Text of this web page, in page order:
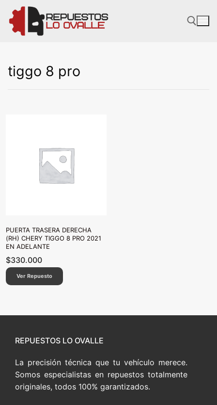
contenido
tiggo 8 pro
PUERTA TRASERA DERECHA
(RH) CHERY TIGGO 8 PRO 2021
EN ADELANTE
$330.000
Ver Repuesto
REPUESTOS LO OVALLE
La precisión técnica que tu vehículo merece.
Somos especialistas en repuestos totalmente
originales, todos 100% garantizados.